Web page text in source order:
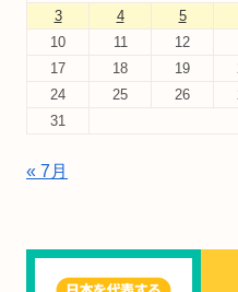
3
4 5
10
11 12
17
18 19
24
25 26
31
« 7月